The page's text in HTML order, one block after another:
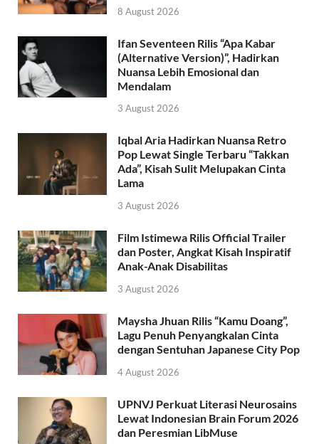
8 August 2026
Ifan Seventeen Rilis “Apa Kabar
(Alternative Version)”, Hadirkan
Nuansa Lebih Emosional dan
Mendalam
3 August 2026
Iqbal Aria Hadirkan Nuansa Retro
Pop Lewat Single Terbaru “Takkan
Ada”, Kisah Sulit Melupakan Cinta
Lama
3 August 2026
Film Istimewa Rilis Official Trailer
dan Poster, Angkat Kisah Inspiratif
Anak-Anak Disabilitas
3 August 2026
Maysha Jhuan Rilis “Kamu Doang”,
Lagu Penuh Penyangkalan Cinta
dengan Sentuhan Japanese City Pop
4 August 2026
UPNVJ Perkuat Literasi Neurosains
Lewat Indonesian Brain Forum 2026
dan Peresmian LibMuse